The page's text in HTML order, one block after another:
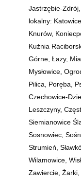
Jastrzębie-
lokalny:
Knurów,
Kuźnia
Górne, Łazy,
Mysłowice,
Pilica, Poręba,
Czechowice-
Leszczyny,
Siemianowice
Sosnowiec,
Strumień,
Wilamowice,
Zawiercie, Żarki,